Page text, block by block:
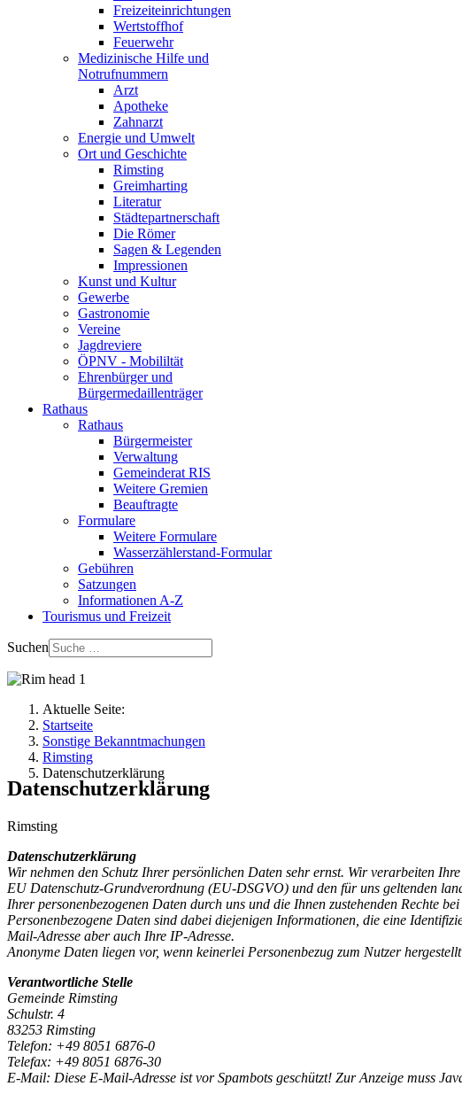
Freizeiteinrichtungen
Wertstoffhof
Feuerwehr
Medizinische Hilfe und
Notrufnummern
Arzt
Apotheke
Zahnarzt
Energie und Umwelt
Ort und Geschichte
Rimsting
Greimharting
Literatur
Städtepartnerschaft
Die Römer
Sagen & Legenden
Impressionen
Kunst und Kultur
Gewerbe
Gastronomie
Vereine
Jagdreviere
ÖPNV - Mobililtät
Ehrenbürger und
Bürgermedaillenträger
Rathaus
Rathaus
Bürgermeister
Verwaltung
Gemeinderat RIS
Weitere Gremien
Beauftragte
Formulare
Weitere Formulare
Wasserzählerstand-Formular
Gebühren
Satzungen
Informationen A-Z
Tourismus und Freizeit
Suchen
Aktuelle Seite:
Startseite
Sonstige Bekanntmachungen
Rimsting
Datenschutzerklärung
Datenschutzerklärung
Rimsting
Datenschutzerklärung
Wir nehmen den Schutz Ihrer persönlichen Daten sehr ernst. Wir verarbeiten
EU Datenschutz-Grundverordnung (EU-DSGVO) und den für uns geltenden
Ihrer personenbezogenen Daten durch uns und die Ihnen zustehenden Rechte
Personenbezogene Daten sind dabei diejenigen Informationen, die eine
Mail-Adresse aber auch Ihre IP-Adresse.
Anonyme Daten liegen vor, wenn keinerlei Personenbezug zum Nutzer
Verantwortliche Stelle
Gemeinde Rimsting
Schulstr. 4
83253 Rimsting
Telefon: +49 8051 6876-0
Telefax: +49 8051 6876-30
E-Mail: Diese E-Mail-Adresse ist vor Spambots geschützt! Zur Anzeige muss